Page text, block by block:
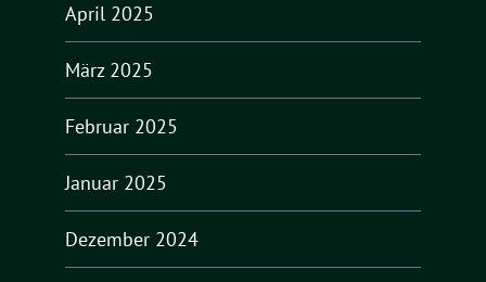
April 2025
März 2025
Februar 2025
Januar 2025
Dezember 2024